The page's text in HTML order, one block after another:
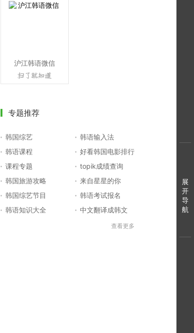
沪江韩语微信
专题推荐
韩国综艺
韩语输入法
韩语课程
好看韩国电影排行
课程专题
topik成绩查询
韩国旅游攻略
来自星星的你
韩国综艺节目
韩语考试报名
韩语知识大全
中文翻译成韩文
查看更多
展
开
导
航